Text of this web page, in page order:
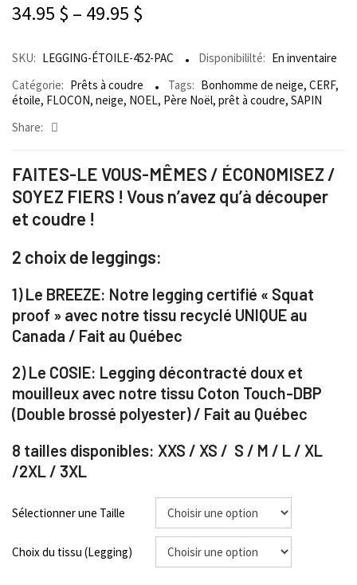
34.95 $ – 49.95 $
SKU: LEGGING-ÉTOILE-452-PAC Disponibililté: En inventaire
Catégorie: Prêts à coudre Tags: Bonhomme de neige, CERF,
étoile, FLOCON, neige, NOEL, Père Noël, prêt à coudre, SAPIN
Share:
FAITES-LE VOUS-MÊMES / ÉCONOMISEZ /
SOYEZ FIERS ! Vous n’avez qu’à découper
et coudre !
2 choix de leggings:
1) Le BREEZE: Notre legging certifié « Squat
proof » avec notre tissu recyclé UNIQUE au
Canada / Fait au Québec
2) Le COSIE: Legging décontracté doux et
mouilleux avec notre tissu Coton Touch-DBP
(Double brossé polyester) / Fait au Québec
8 tailles disponibles: XXS / XS / S / M / L / XL
/2XL / 3XL
Sélectionner une Taille
Choix du tissu (Legging)